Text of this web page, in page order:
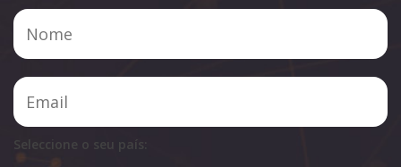
Seleccione o seu país: